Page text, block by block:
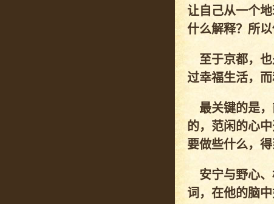
让自己从一个
什么解释？所
至于京都，也
过幸福生活，
最关键的是，
的，范闲的心
要做些什么，得
安宁与野心、
词，在他的脑